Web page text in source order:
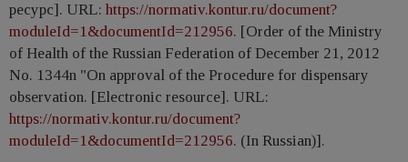
ресурс]. URL: https://normativ.kontur.ru/document?
moduleId=1&documentId=212956. [Order of the Ministry
of Health of the Russian Federation of December 21, 2012
No. 1344n "On approval of the Procedure for dispensary
observation. [Electronic resource]. URL:
https://normativ.kontur.ru/document?
moduleId=1&documentId=212956. (In Russian)].